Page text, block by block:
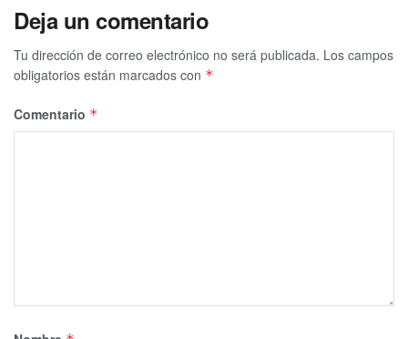
Deja un comentario
Tu dirección de correo electrónico no será publicada. Los campos
obligatorios están marcados con *
Comentario *